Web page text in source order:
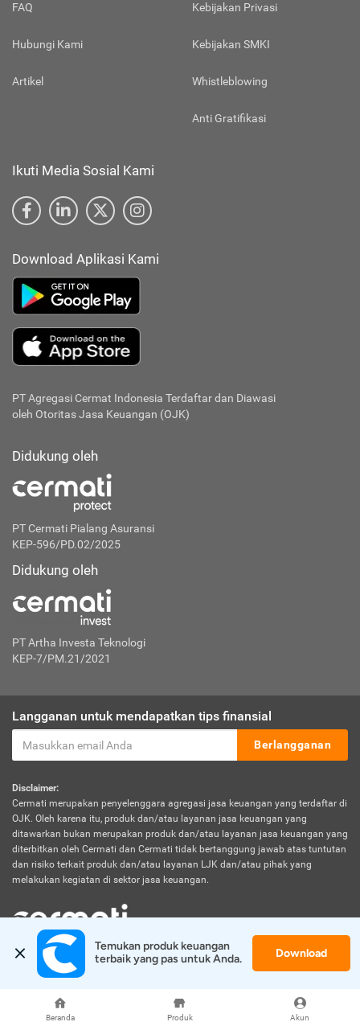
Beranda Produk Akun
FAQ
Hubungi Kami
Artikel
Kebijakan Privasi
Kebijakan SMKI
Whistleblowing
Anti Gratifikasi
Ikuti Media Sosial Kami
Download Aplikasi Kami
PT Agregasi Cermat Indonesia Terdaftar dan Diawasi
oleh Otoritas Jasa Keuangan (OJK)
Didukung oleh
PT Cermati Pialang Asuransi
KEP-596/PD.02/2025
Didukung oleh
PT Artha Investa Teknologi
KEP-7/PM.21/2021
Langganan untuk mendapatkan tips finansial
Berlangganan
Disclaimer:
Cermati merupakan penyelenggara agregasi jasa keuangan yang terdaftar di
OJK. Oleh karena itu, produk dan/atau layanan jasa keuangan yang
ditawarkan bukan merupakan produk dan/atau layanan jasa keuangan yang
diterbitkan oleh Cermati dan Cermati tidak bertanggung jawab atas tuntutan
dan risiko terkait produk dan/atau layanan LJK dan/atau pihak yang
melakukan kegiatan di sektor jasa keuangan.
© 2026 Cermati. All Rights Reserved.
Temukan produk keuangan
terbaik yang pas untuk Anda.
Download